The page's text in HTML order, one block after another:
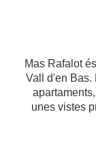
Mas Rafalot
Vall d'en Bas.
unes vistes